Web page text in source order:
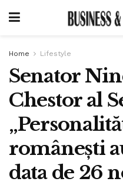
Home Lifestyle
Senator
Chestor al
românești
data de 26